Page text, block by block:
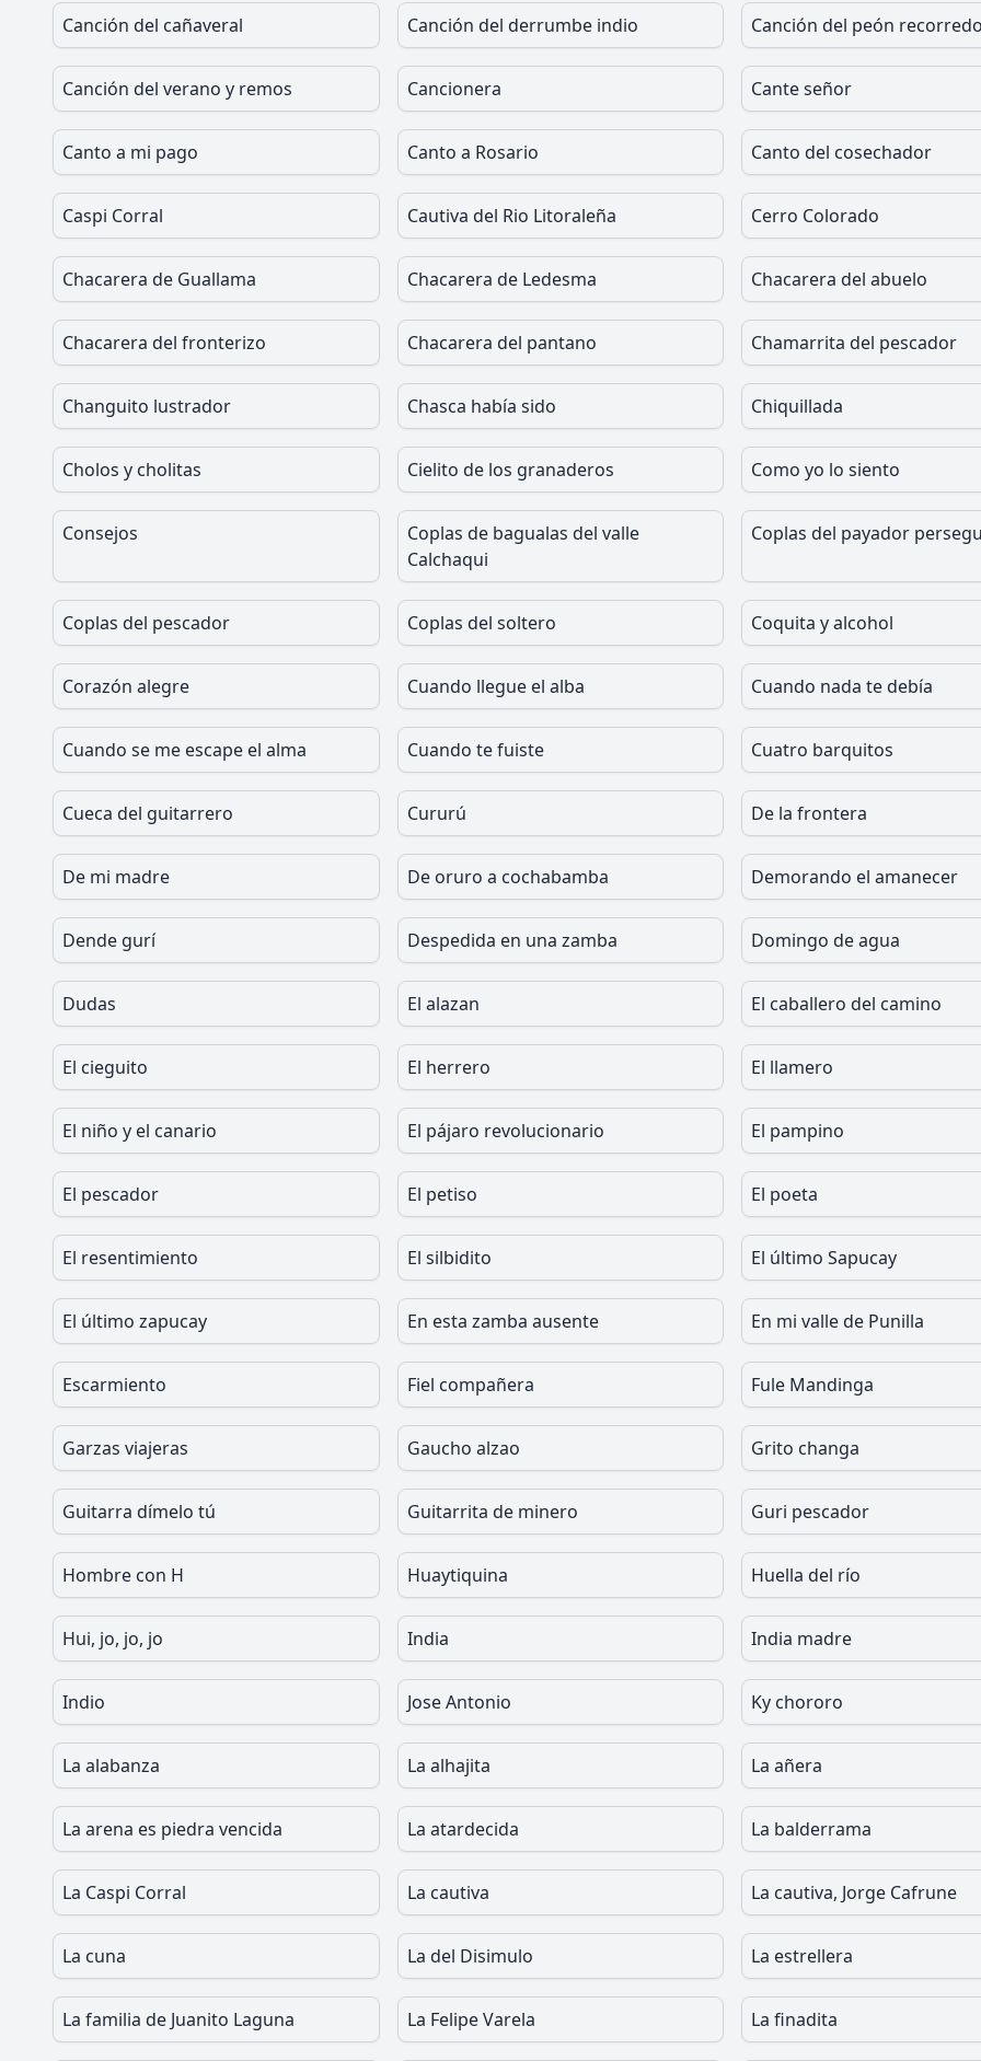
Canción del cañaveral Canción del derrumbe indio Canción del peón
Canción del verano y remos Cancionera Cante señor
Canto a mi pago Canto a Rosario Canto del cosechador
Caspi Corral Cautiva del Rio Litoraleña Cerro Colorado
Chacarera de Guallama Chacarera de Ledesma Chacarera del abuelo
Chacarera del fronterizo Chacarera del pantano Chamarrita del pescador
Changuito lustrador Chasca había sido Chiquillada
Cholos y cholitas Cielito de los granaderos Como yo lo siento
Consejos
Coplas de bagualas del valle
Calchaqui
Coplas del payador
Coplas del pescador Coplas del soltero Coquita y alcohol
Corazón alegre Cuando llegue el alba Cuando nada te debía
Cuando se me escape el alma Cuando te fuiste Cuatro barquitos
Cueca del guitarrero Cururú De la frontera
De mi madre De oruro a cochabamba Demorando el amanecer
Dende gurí Despedida en una zamba Domingo de agua
Dudas El alazan El caballero del camino
El cieguito El herrero El llamero
El niño y el canario El pájaro revolucionario El pampino
El pescador El petiso El poeta
El resentimiento El silbidito El último Sapucay
El último zapucay En esta zamba ausente En mi valle de Punilla
Escarmiento Fiel compañera Fule Mandinga
Garzas viajeras Gaucho alzao Grito changa
Guitarra dímelo tú Guitarrita de minero Guri pescador
Hombre con H Huaytiquina Huella del río
Hui, jo, jo, jo India India madre
Indio Jose Antonio Ky chororo
La alabanza La alhajita La añera
La arena es piedra vencida La atardecida La balderrama
La Caspi Corral La cautiva La cautiva, Jorge Cafrune
La cuna La del Disimulo La estrellera
La familia de Juanito Laguna La Felipe Varela La finadita